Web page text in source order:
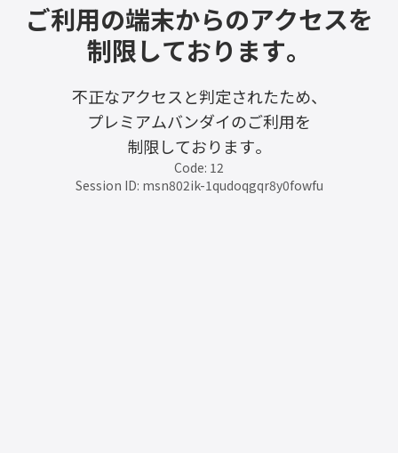
ご利用の端末からのアクセスを
制限しております。
不正なアクセスと判定されたため、
プレミアムバンダイのご利用を
制限しております。
Code: 12
Session ID: msn802ik-1qudoqgqr8y0fowfu